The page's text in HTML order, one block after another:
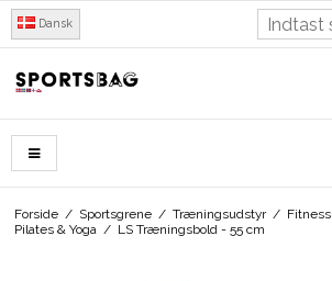
Dansk
Forside / Sportsgrene / Træningsudstyr / Fitness
Pilates & Yoga / LS Træningsbold - 55 cm